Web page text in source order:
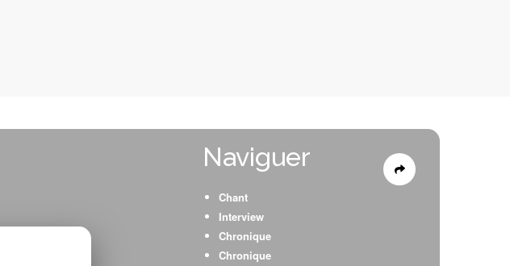
Naviguer
Chant
Interview
Chronique
Chronique